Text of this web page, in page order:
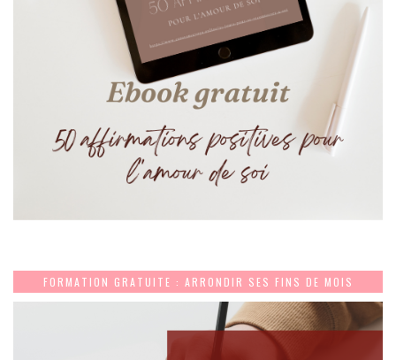
FORMATION GRATUITE : ARRONDIR SES FINS DE MOIS